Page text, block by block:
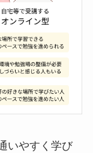
いやすく学び